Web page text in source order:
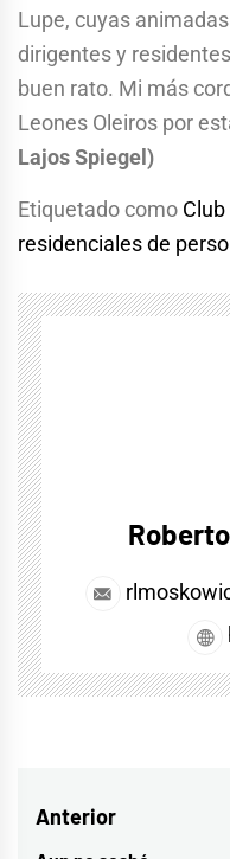
Lupe, cuyas
dirigentes y
buen rato. Mi más
Leones Oleiros por
Lajos Spiegel)
Etiquetado como
residenciales de
Navegación
Anterior